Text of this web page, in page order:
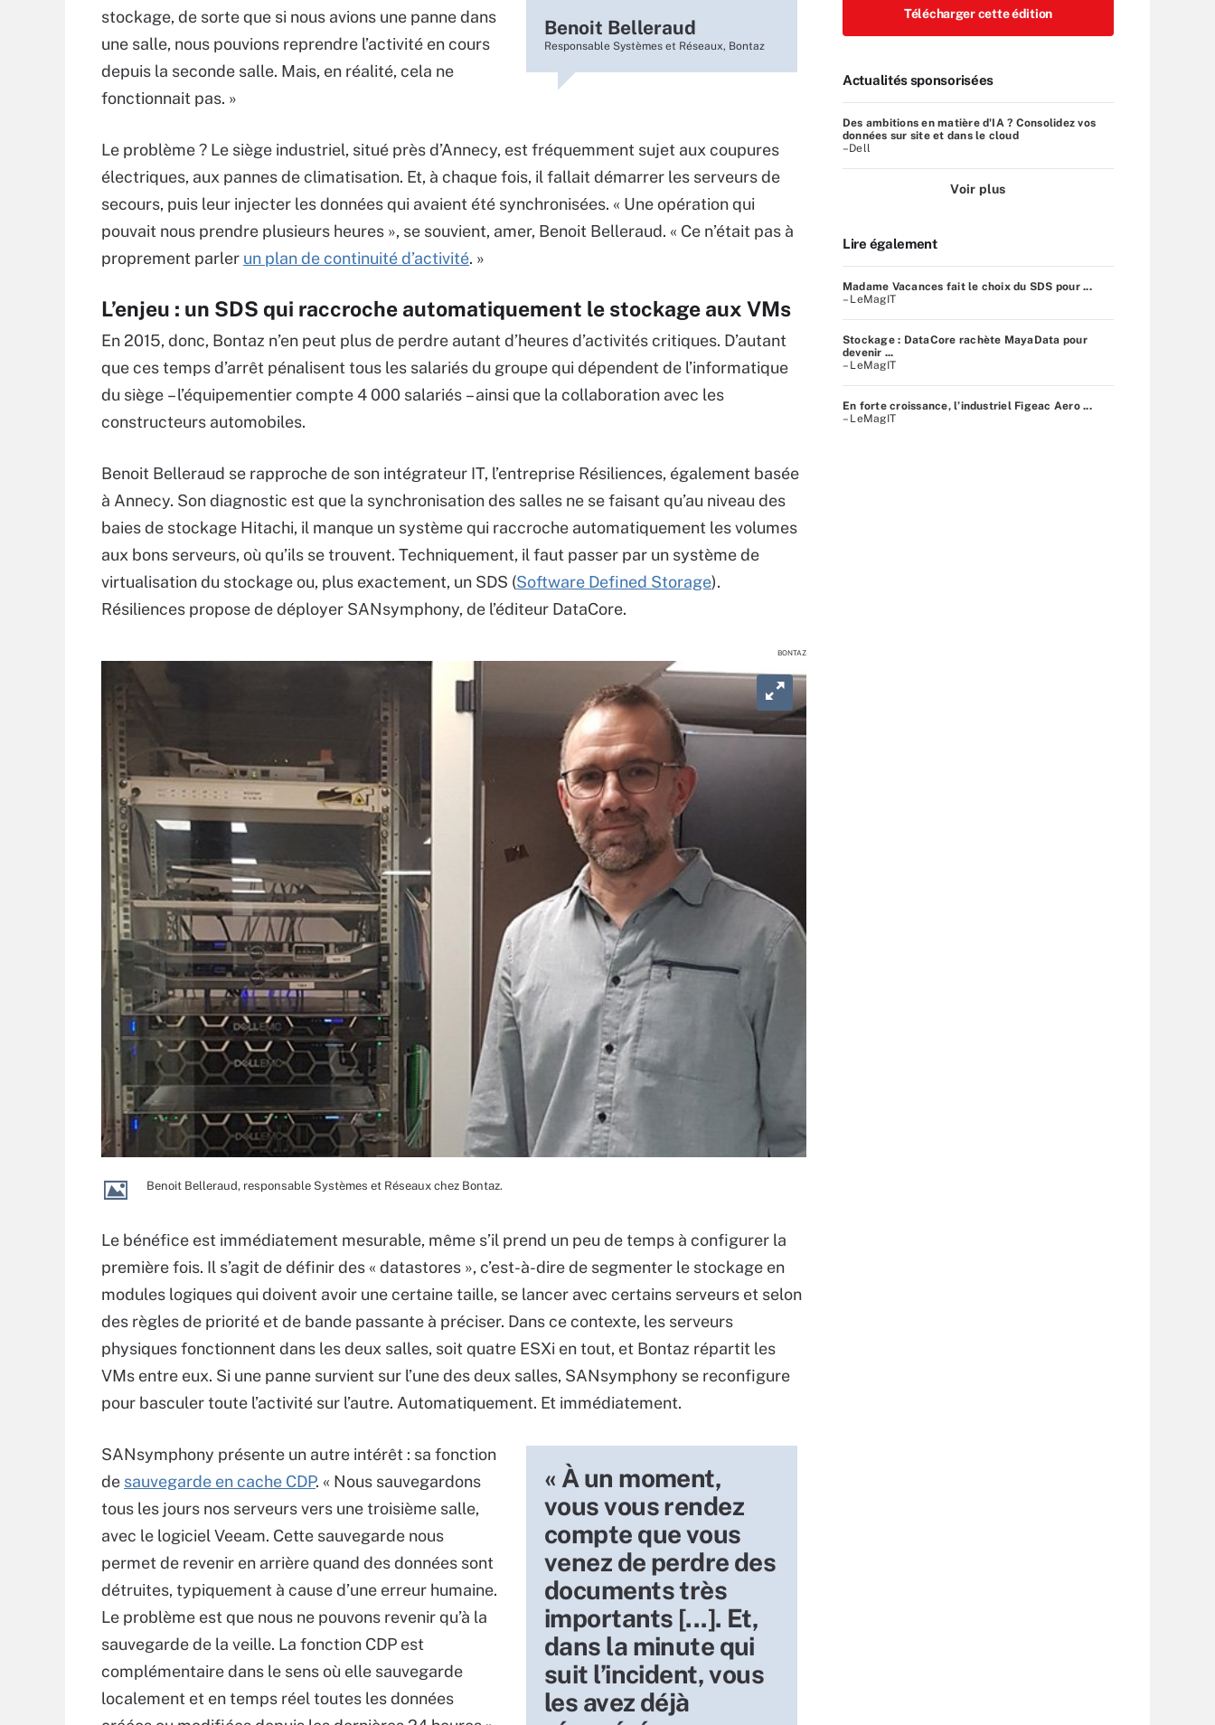
Benoit Belleraud
Responsable Systèmes et Réseaux, Bontaz
stockage, de sorte que si nous avions une panne dans
une salle, nous pouvions reprendre l’activité en cours
depuis la seconde salle. Mais, en réalité, cela ne
fonctionnait pas. »
Le problème ? Le siège industriel, situé près d’Annecy, est fréquemment sujet aux coupures
électriques, aux pannes de climatisation. Et, à chaque fois, il fallait démarrer les serveurs de
secours, puis leur injecter les données qui avaient été synchronisées. « Une opération qui
pouvait nous prendre plusieurs heures », se souvient, amer, Benoit Belleraud. « Ce n’était pas à
proprement parler un plan de continuité d’activité. »
L’enjeu : un SDS qui raccroche automatiquement le stockage aux VMs
En 2015, donc, Bontaz n’en peut plus de perdre autant d’heures d’activités critiques. D’autant
que ces temps d’arrêt pénalisent tous les salariés du groupe qui dépendent de l’informatique
du siège – l’équipementier compte 4 000 salariés – ainsi que la collaboration avec les
constructeurs automobiles.
Benoit Belleraud se rapproche de son intégrateur IT, l’entreprise Résiliences, également basée
à Annecy. Son diagnostic est que la synchronisation des salles ne se faisant qu’au niveau des
baies de stockage Hitachi, il manque un système qui raccroche automatiquement les volumes
aux bons serveurs, où qu’ils se trouvent. Techniquement, il faut passer par un système de
virtualisation du stockage ou, plus exactement, un SDS (Software Defined Storage).
Résiliences propose de déployer SANsymphony, de l’éditeur DataCore.
BONTAZ
Benoit Belleraud, responsable Systèmes et Réseaux chez Bontaz.
Le bénéfice est immédiatement mesurable, même s’il prend un peu de temps à configurer la
première fois. Il s’agit de définir des « datastores », c’est-à-dire de segmenter le stockage en
modules logiques qui doivent avoir une certaine taille, se lancer avec certains serveurs et selon
des règles de priorité et de bande passante à préciser. Dans ce contexte, les serveurs
physiques fonctionnent dans les deux salles, soit quatre ESXi en tout, et Bontaz répartit les
VMs entre eux. Si une panne survient sur l’une des deux salles, SANsymphony se reconfigure
pour basculer toute l’activité sur l’autre. Automatiquement. Et immédiatement.
« À un moment,
vous vous rendez
compte que vous
venez de perdre des
documents très
importants [...]. Et,
dans la minute qui
suit l’incident, vous
les avez déjà
SANsymphony présente un autre intérêt : sa fonction
de sauvegarde en cache CDP. « Nous sauvegardons
tous les jours nos serveurs vers une troisième salle,
avec le logiciel Veeam. Cette sauvegarde nous
permet de revenir en arrière quand des données sont
détruites, typiquement à cause d’une erreur humaine.
Le problème est que nous ne pouvons revenir qu’à la
sauvegarde de la veille. La fonction CDP est
complémentaire dans le sens où elle sauvegarde
localement et en temps réel toutes les données
Télécharger cette édition
Actualités sponsorisées
Des ambitions en matière d'IA ? Consolidez vos
données sur site et dans le cloud
–Dell
Voir plus
Lire également
Madame Vacances fait le choix du SDS pour ...
– LeMagIT
Stockage : DataCore rachète MayaData pour
devenir ...
– LeMagIT
En forte croissance, l’industriel Figeac Aero ...
– LeMagIT